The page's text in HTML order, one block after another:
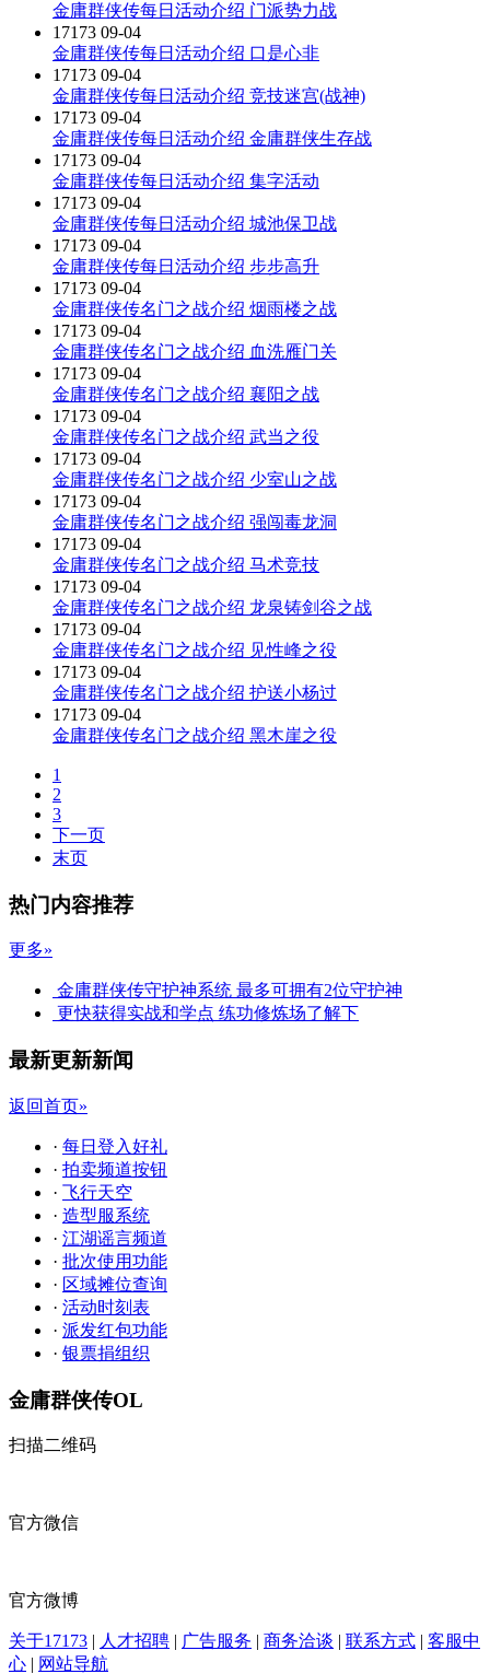
金庸群侠传每日活动介绍 门派势力战
17173 09-04
金庸群侠传每日活动介绍 口是心非
17173 09-04
金庸群侠传每日活动介绍 竞技迷宫(战神)
17173 09-04
金庸群侠传每日活动介绍 金庸群侠生存战
17173 09-04
金庸群侠传每日活动介绍 集字活动
17173 09-04
金庸群侠传每日活动介绍 城池保卫战
17173 09-04
金庸群侠传每日活动介绍 步步高升
17173 09-04
金庸群侠传名门之战介绍 烟雨楼之战
17173 09-04
金庸群侠传名门之战介绍 血洗雁门关
17173 09-04
金庸群侠传名门之战介绍 襄阳之战
17173 09-04
金庸群侠传名门之战介绍 武当之役
17173 09-04
金庸群侠传名门之战介绍 少室山之战
17173 09-04
金庸群侠传名门之战介绍 强闯毒龙洞
17173 09-04
金庸群侠传名门之战介绍 马术竞技
17173 09-04
金庸群侠传名门之战介绍 龙泉铸剑谷之战
17173 09-04
金庸群侠传名门之战介绍 见性峰之役
17173 09-04
金庸群侠传名门之战介绍 护送小杨过
17173 09-04
金庸群侠传名门之战介绍 黑木崖之役
1
2
3
下一页
末页
热门内容推荐
更多»
金庸群侠传守护神系统 最多可拥有2位守护神
更快获得实战和学点 练功修炼场了解下
最新更新新闻
返回首页»
· 每日登入好礼
· 拍卖频道按钮
· 飞行天空
· 造型服系统
· 江湖谣言频道
· 批次使用功能
· 区域摊位查询
· 活动时刻表
· 派发红包功能
· 银票捐组织
金庸群侠传OL
扫描二维码
官方微信
官方微博
关于17173 | 人才招聘 | 广告服务 | 商务洽谈 | 联系方式 | 客服中
心 | 网站导航